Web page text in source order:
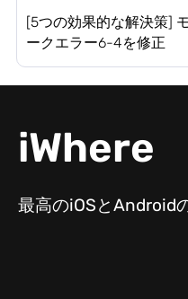
[5つの効果的な解決策]
ークエラー6-4を修正
iWhere
最高のiOSとAndroid